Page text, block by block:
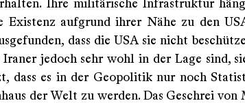
Ihre militärische Infrastruktur
Existenz aufgrund ihrer Nähe zu den
dass die USA sie nicht
jedoch sehr wohl in der Lage sind,
dass es in der Geopolitik nur noch
der Welt zu werden. Das Geschrei von